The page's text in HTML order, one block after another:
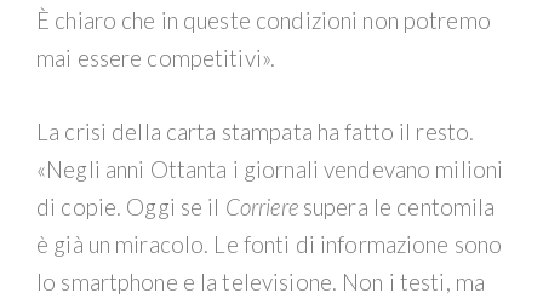
È chiaro che in queste condizioni non potremo
mai essere competitivi».
La crisi della carta stampata ha fatto il resto.
«Negli anni Ottanta i giornali vendevano milioni
di copie. Oggi se il Corrieresupera le centomila
è già un miracolo. Le fonti di informazione sono
lo smartphone e la televisione. Non i testi, ma